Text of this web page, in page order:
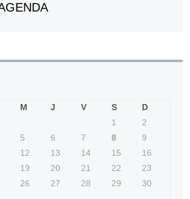
M J V S
D
1
2
5 6 7 8
9
12 13 14 15
16
19 20 21 22
23
26 27 28 29
30